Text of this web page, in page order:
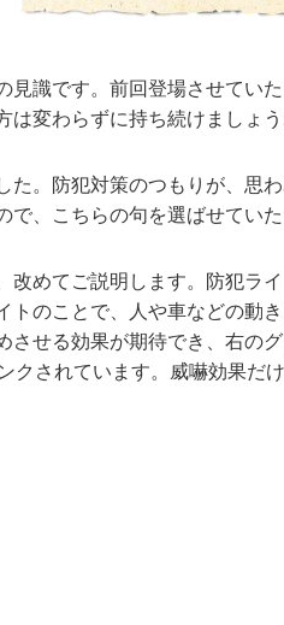
識です。前回登場させてい
変わらずに持ち続けましょう
。防犯対策のつもりが、思
、こちらの句を選ばせていた
めてご説明します。防犯ラ
トのことで、人や車などの動
せる効果が期待でき、右のグ
クされています。威嚇効果だ